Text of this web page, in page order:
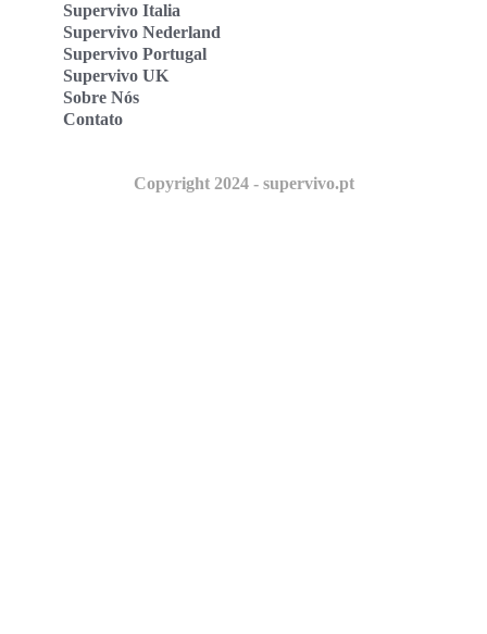
Supervivo Italia
Supervivo Nederland
Supervivo Portugal
Supervivo UK
Sobre Nós
Contato
Copyright 2024 - supervivo.pt